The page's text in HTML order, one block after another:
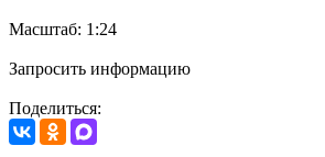
Масштаб: 1:24
Запросить информацию
Поделиться: